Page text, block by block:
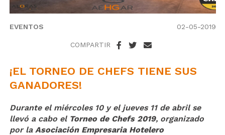
EVENTOS 02-05-2019
COMPARTIR
¡EL TORNEO DE CHEFS TIENE SUS
GANADORES!
Durante el miércoles 10 y el jueves 11 de abril se
llevó a cabo el Torneo de Chefs 2019, organizado
por la Asociación Empresaria Hotelero